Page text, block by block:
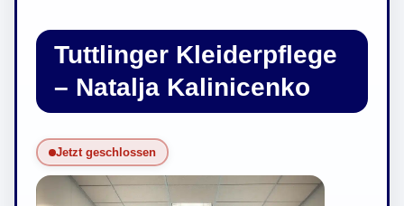
Tuttlinger Kleiderpflege
– Natalja Kalinicenko
Jetzt geschlossen